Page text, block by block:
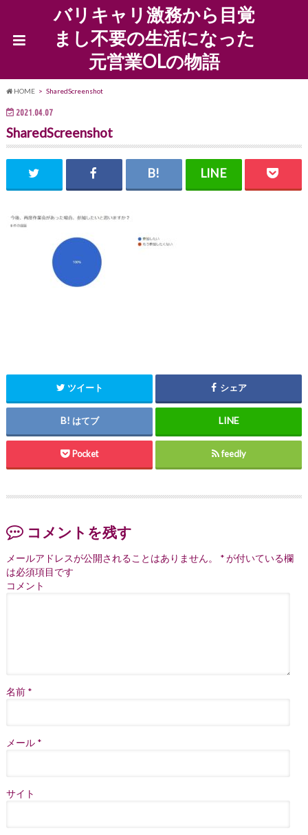
バリキャリ激務から目覚
まし不要の生活になった
元営業OLの物語
HOME SharedScreenshot
2021.04.07
SharedScreenshot
ツイート シェア
はてブ
Pocket feedly
コメントを残す
メールアドレスが公開されることはありません。 *が付いている欄
は必須項目です
コメント
名前 *
メール *
サイト